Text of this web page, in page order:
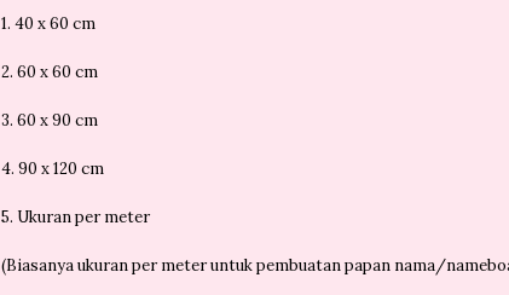
1. 40 x 60 cm
2. 60 x 60 cm
3. 60 x 90 cm
4. 90 x 120 cm
5. Ukuran per meter
(Biasanya ukuran per meter untuk pembuatan papan nama/